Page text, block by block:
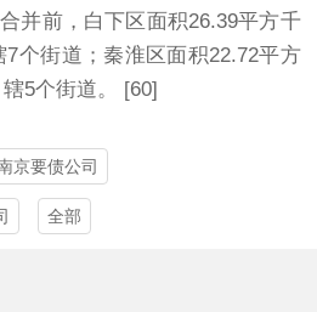
并前，白下区面积26.39平方千
个街道；秦淮区面积22.72平方
5个街道。 [60]
京要债公司
全部